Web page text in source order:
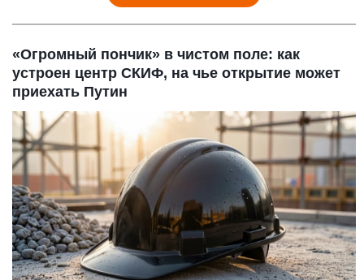
«Огромный пончик» в чистом поле: как
устроен центр СКИФ, на чье открытие может
приехать Путин